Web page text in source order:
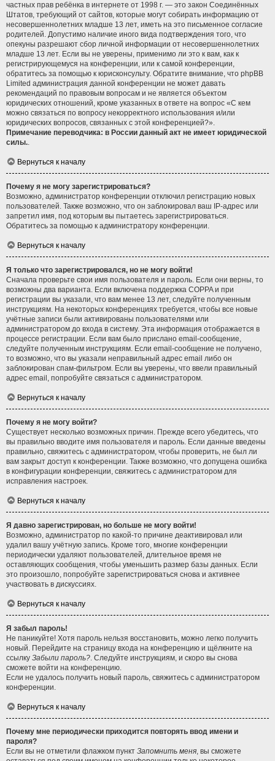
частных прав ребёнка в интернете от 1998 г. — это закон Соединённых
Штатов, требующий от сайтов, которые могут собирать информацию от
несовершеннолетних младше 13 лет, иметь на это письменное согласие
родителей. Допустимо наличие иного вида подтверждения того, что
опекуны разрешают сбор личной информации от несовершеннолетних
младше 13 лет. Если вы не уверены, применимо ли это к вам, как к
регистрирующемуся на конференции, или к самой конференции,
обратитесь за помощью к юрисконсульту. Обратите внимание, что phpBB
Limited администрация данной конференции не может давать
рекомендаций по правовым вопросам и не является объектом
юридических отношений, кроме указанных в ответе на вопрос «С кем
можно связаться по вопросу некорректного использования и/или
юридических вопросов, связанных с этой конференцией?».
Примечание переводчика: в России данный акт не имеет юридической
силы..
Вернуться к началу
Почему я не могу зарегистрироваться?
Возможно, администратор конференции отключил регистрацию новых
пользователей. Также возможно, что он заблокировал ваш IP-адрес или
запретил имя, под которым вы пытаетесь зарегистрироваться.
Обратитесь за помощью к администратору конференции.
Вернуться к началу
Я только что зарегистрировался, но не могу войти!
Сначала проверьте свои имя пользователя и пароль. Если они верны, то
возможны два варианта. Если включена поддержка COPPA и при
регистрации вы указали, что вам менее 13 лет, следуйте полученным
инструкциям. На некоторых конференциях требуется, чтобы все новые
учётные записи были активированы пользователями или
администратором до входа в систему. Эта информация отображается в
процессе регистрации. Если вам было прислано email-сообщение,
следуйте полученным инструкциям. Если email-сообщение не получено,
то возможно, что вы указали неправильный адрес email либо он
заблокирован спам-фильтром. Если вы уверены, что ввели правильный
адрес email, попробуйте связаться с администратором.
Вернуться к началу
Почему я не могу войти?
Существует несколько возможных причин. Прежде всего убедитесь, что
вы правильно вводите имя пользователя и пароль. Если данные введены
правильно, свяжитесь с администратором, чтобы проверить, не был ли
вам закрыт доступ к конференции. Также возможно, что допущена ошибка
в конфигурации конференции, свяжитесь с администратором для
исправления настроек.
Вернуться к началу
Я давно зарегистрирован, но больше не могу войти!
Возможно, администратор по какой-то причине деактивировал или
удалил вашу учётную запись. Кроме того, многие конференции
периодически удаляют пользователей, длительное время не
оставляющих сообщения, чтобы уменьшить размер базы данных. Если
это произошло, попробуйте зарегистрироваться снова и активнее
участвовать в дискуссиях.
Вернуться к началу
Я забыл пароль!
Не паникуйте! Хотя пароль нельзя восстановить, можно легко получить
новый. Перейдите на страницу входа на конференцию и щёлкните на
ссылку Забыли пароль?. Следуйте инструкциям, и скоро вы снова
сможете войти на конференцию.
Если не удалось получить новый пароль, свяжитесь с администратором
конференции.
Вернуться к началу
Почему мне периодически приходится повторять ввод имени и
пароля?
Если вы не отметили флажком пункт Запомнить меня, вы сможете